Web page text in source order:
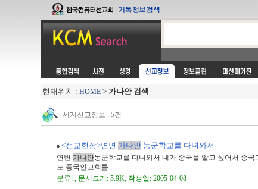
현재위치 : HOME> 가나안 검색
세계선교정보 : 5건
<선교현장>연변 가나안농군학교를 다녀와서
연변 가나안농군학교를 다녀와서 내가 중국을 알고 싶어서 중
도 중국인교회를 ...
분류: , 문서크기: 5.9K, 작성일: 2005-04-08